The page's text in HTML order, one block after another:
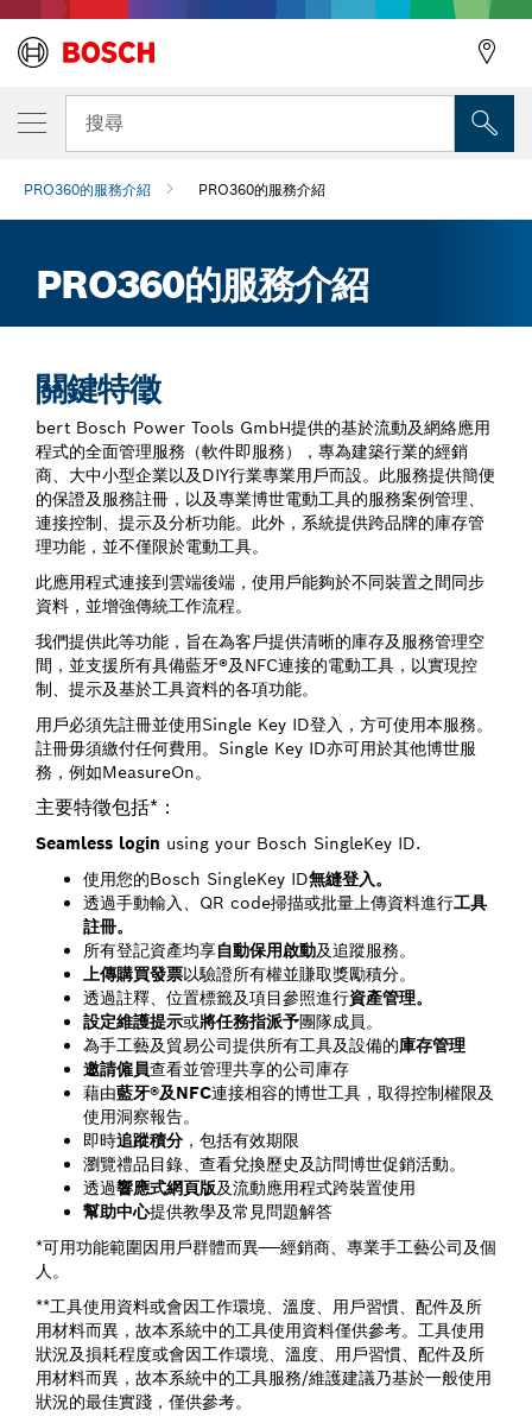
搜尋
PRO360的服務介紹 PRO360的服務介紹
PRO360的服務介紹
關鍵特徵
bert Bosch Power Tools GmbH提供的基於流動及網絡應用
程式的全面管理服務（軟件即服務），專為建築行業的經銷
商、大中小型企業以及DIY行業專業用戶而設。此服務提供簡便
的保證及服務註冊，以及專業博世電動工具的服務案例管理、
連接控制、提示及分析功能。此外，系統提供跨品牌的庫存管
理功能，並不僅限於電動工具。
此應用程式連接到雲端後端，使用戶能夠於不同裝置之間同步
資料，並增強傳統工作流程。
我們提供此等功能，旨在為客戶提供清晰的庫存及服務管理空
間，並支援所有具備藍牙®及NFC連接的電動工具，以實現控
制、提示及基於工具資料的各項功能。
用戶必須先註冊並使用Single Key ID登入，方可使用本服務。
註冊毋須繳付任何費用。Single Key ID亦可用於其他博世服
務，例如MeasureOn。
主要特徵包括*：
Seamless login using your Bosch SingleKey ID.
使用您的Bosch SingleKey ID無縫登入。
透過手動輸入、QR code掃描或批量上傳資料進行工具
註冊。
所有登記資產均享自動保用啟動及追蹤服務。
上傳購買發票以驗證所有權並賺取獎勵積分。
透過註釋、位置標籤及項目參照進行資產管理。
設定維護提示或將任務指派予團隊成員。
為手工藝及貿易公司提供所有工具及設備的庫存管理
邀請僱員查看並管理共享的公司庫存
藉由藍牙®及NFC連接相容的博世工具，取得控制權限及
使用洞察報告。
即時追蹤積分 ，包括有效期限
瀏覽禮品目錄、查看兌換歷史及訪問博世促銷活動。
透過響應式網頁版及流動應用程式跨裝置使用
幫助中心提供教學及常見問題解答
*可用功能範圍因用戶群體而異——經銷商、專業手工藝公司及個
人。
**工具使用資料或會因工作環境、溫度、用戶習慣、配件及所
用材料而異，故本系統中的工具使用資料僅供參考。工具使用
狀況及損耗程度或會因工作環境、溫度、用戶習慣、配件及所
用材料而異，故本系統中的工具服務/維護建議乃基於一般使用
狀況的最佳實踐，僅供參考。